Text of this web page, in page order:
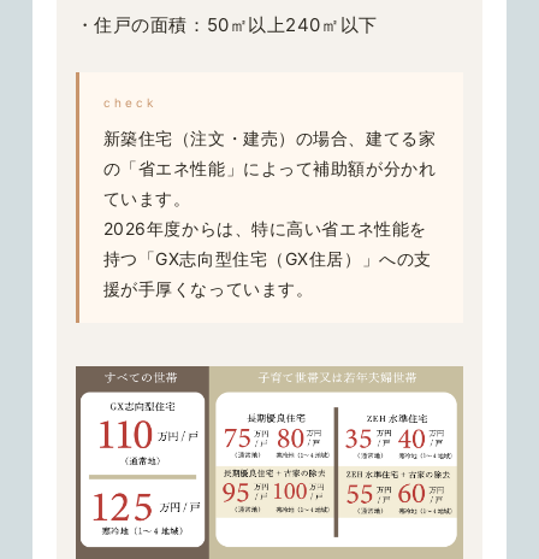
・住戸の面積：50㎡以上240㎡以下
check
新築住宅（注文・建売）の場合、建てる家
の「省エネ性能」によって補助額が分かれ
ています。
2026年度からは、特に高い省エネ性能を
持つ「GX志向型住宅（GX住居）」への支
援が手厚くなっています。